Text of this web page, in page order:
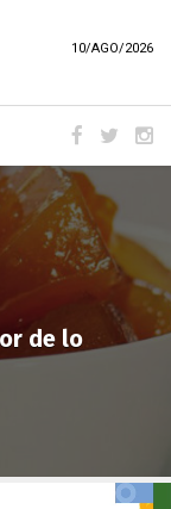
10/AGO/2026
de lo